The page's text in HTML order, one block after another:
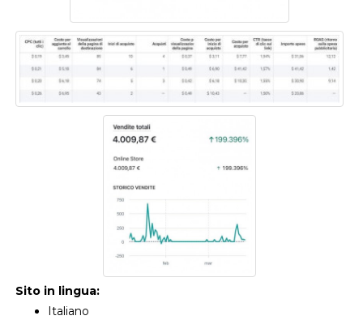
Sito in lingua:
Italiano